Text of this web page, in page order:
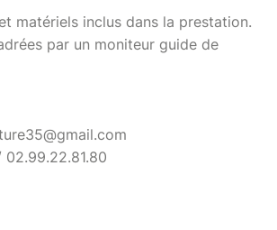
matériels inclus dans la prestation.
par un moniteur guide de
02.99.22.81.80